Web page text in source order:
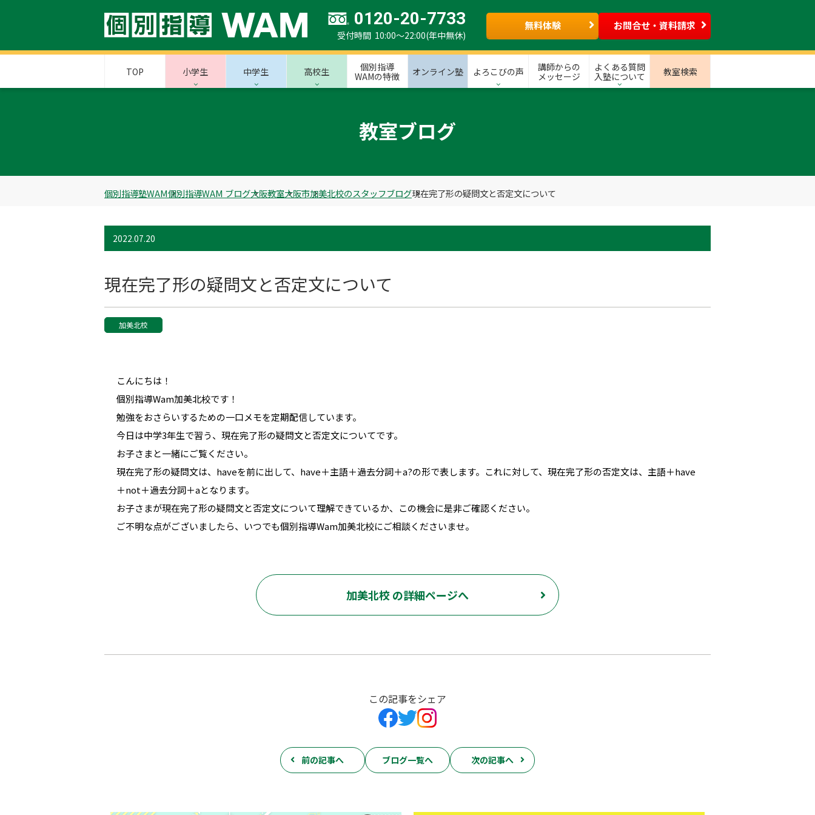
0120-20-7733
受付時間 10:00～22:00(年中無休)
無料体験 お問合せ・資料請求
TOP 小学生 中学生 高校生
個別指導
WAMの特徴
オンライン塾 よろこびの声
講師からの
メッセージ
よくある質問
入塾について
教室検索
教室ブログ
個別指導塾WAM個別指導WAM ブログ大阪教室大阪市加美北校のスタッフブログ現在完了形の疑問文と否定文について
2022.07.20
現在完了形の疑問文と否定文について
加美北校
こんにちは！
個別指導Wam加美北校です！
勉強をおさらいするための一口メモを定期配信しています。
今日は中学3年生で習う、現在完了形の疑問文と否定文についてです。
お子さまと一緒にご覧ください。
現在完了形の疑問文は、haveを前に出して、have＋主語＋過去分詞＋a?の形で表します。これに対して、現在完了形の否定文は、主語＋have
＋not＋過去分詞＋aとなります。
お子さまが現在完了形の疑問文と否定文について理解できているか、この機会に是非ご確認ください。
ご不明な点がございましたら、いつでも個別指導Wam加美北校にご相談くださいませ。
加美北校 の詳細ページへ
この記事をシェア
前の記事へ ブログ一覧へ 次の記事へ